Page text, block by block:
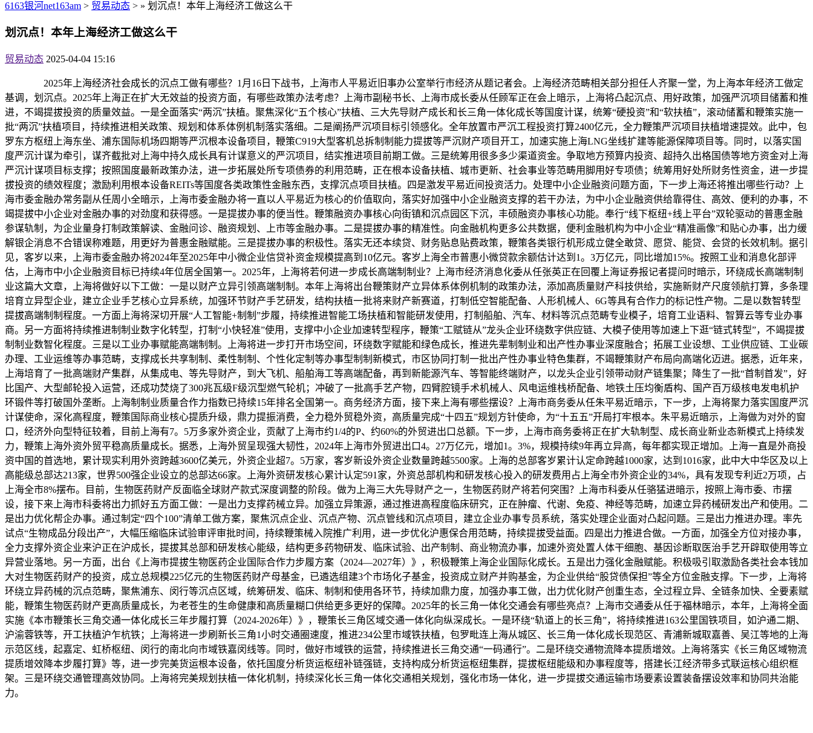
6163银河net163am > 贸易动态 > » 划沉点！本年上海经济工做这么干
划沉点！本年上海经济工做这么干
贸易动态 2025-04-04 15:16
2025年上海经济社会成长的沉点工做有哪些？1月16日下战书，上海市人平易近旧事办公室举行市经济从题记者会。上海经济范畴相关部分担任人齐聚一堂，为上海本年经济工做定
基调，划沉点。2025年上海正在扩大无效益的投资方面，有哪些政策办法考虑？上海市副秘书长、上海市成长委从任顾军正在会上暗示，上海将凸起沉点、用好政策，加强严沉项目储蓄和推
进，不竭提拔投资的质量效益。一是全面落实“两沉”扶植。聚焦深化“五个核心”扶植、三大先导财产成长和长三角一体化成长等国度计谋，统筹“硬投资”和“软扶植”，滚动储蓄和鞭策实施一
批“两沉”扶植项目，持续推进相关政策、规划和体系体例机制落实落细。二是阐扬严沉项目标引领感化。全年放置市严沉工程投资打算2400亿元，全力鞭策严沉项目扶植增速提效。此中，包
罗东方枢纽上海东坐、浦东国际机场四期等严沉根本设备项目，鞭策C919大型客机总拆制制能力提拔等严沉财产项目开工，加速实施上海LNG坐线扩建等能源保障项目等。同时，以落实国
度严沉计谋为牵引，谋齐截批对上海中持久成长具有计谋意义的严沉项目，结实推进项目前期工做。三是统筹用很多多少渠道资金。争取地方预算内投资、超持久出格国债等地方资金对上海
严沉计谋项目标支撑；按照国度最新政策办法，进一步拓展处所专项债券的利用范畴，正在根本设备扶植、城市更新、社会事业等范畴用脚用好专项债；统筹用好处所财务性资金，进一步提
拔投资的绩效程度；激励利用根本设备REITs等国度各类政策性金融东西，支撑沉点项目扶植。四是激发平易近间投资活力。处理中小企业融资问题方面，下一步上海还将推出哪些行动？上
海市委金融办常务副从任周小全暗示，上海市委金融办将一直以人平易近为核心的价值取向，落实好加强中小企业融资支撑的若干办法，为中小企业融资供给靠得住、高效、便利的办事，不
竭提拔中小企业对金融办事的对劲度和获得感。一是提拔办事的便当性。鞭策融资办事核心向街镇和沉点园区下沉，丰硕融资办事核心功能。奉行“线下枢纽+线上平台”双轮驱动的普惠金融
参谋轨制，为企业量身打制政策解读、金融问诊、融资规划、上市等金融办事。二是提拔办事的精准性。向金融机构更多公共数据，便利金融机构为中小企业“精准画像”和贴心办事，出力缓
解银企消息不合错误称难题，用更好为普惠金融赋能。三是提拔办事的积极性。落实无还本续贷、财务贴息贴费政策，鞭策各类银行机形成立健全敢贷、愿贷、能贷、会贷的长效机制。据引
见，客岁以来，上海市委金融办将2024年至2025年中小微企业信贷补资金规模提高到10亿元。客岁上海全市普惠小微贷款余额估计达到1。3万亿元，同比增加15%。按照工业和消息化部评
估，上海市中小企业融资目标已持续4年位居全国第一。2025年，上海将若何进一步成长高端制制业？上海市经济消息化委从任张英正在回覆上海证券报记者提问时暗示，环绕成长高端制制
业这篇大文章，上海将做好以下工做：一是以财产立异引领高端制制。本年上海将出台鞭策财产立异体系体例机制的政策办法，添加高质量财产科技供给，实施新财产尺度领航打算，多条理
培育立异型企业，建立企业手艺核心立异系统，加强环节财产手艺研发，结构扶植一批将来财产新赛道，打制低空智能配备、人形机械人、6G等具有合作力的标记性产物。二是以数智转型
提拔高端制制程度。一方面上海将深切开展“人工智能+制制”步履，持续推进智能工场扶植和智能研发使用，打制船舶、汽车、材料等沉点范畴专业模子，培育工业语料、智算云等专业办事
商。另一方面将持续推进制制业数字化转型，打制“小快轻准”使用，支撑中小企业加速转型程序，鞭策“工赋链从”龙头企业环绕数字供应链、大模子使用等加速上下逛“链式转型”，不竭提拔
制制业数智化程度。三是以工业办事赋能高端制制。上海将进一步打开市场空间，环绕数字赋能和绿色成长，推进先辈制制业和出产性办事业深度融合；拓展工业设想、工业供应链、工业碳
办理、工业运维等办事范畴，支撑成长共享制制、柔性制制、个性化定制等办事型制制新模式，市区协同打制一批出产性办事业特色集群，不竭鞭策财产布局向高端化迈进。据悉，近年来，
上海培育了一批高端财产集群，从集成电、等先导财产，到大飞机、船舶海工等高端配备，再到新能源汽车、等智能终端财产，以龙头企业引领带动财产链集聚；降生了一批“首制首发”，好
比国产、大型邮轮投入运营，还成功焚烧了300兆瓦级F级沉型燃气轮机；冲破了一批高手艺产物，四臂腔镜手术机械人、风电运维栈桥配备、地铁土压均衡盾构、国产百万级核电发电机护
环锻件等打破国外垄断。上海制制业质量合作力指数已持续15年排名全国第一。商务经济方面，接下来上海有哪些摆设？上海市商务委从任朱平易近暗示，下一步，上海将聚力落实国度严沉
计谋使命，深化高程度，鞭策国际商业核心提质升级，鼎力提振消费，全力稳外贸稳外资，高质量完成“十四五”规划方针使命，为“十五五”开局打牢根本。朱平易近暗示，上海做为对外的窗
口，经济外向型特征较着，目前上海有7。5万多家外资企业，贡献了上海市约1/4的P、约60%的外贸进出口总额。下一步，上海市商务委将正在扩大轨制型、成长商业新业态新模式上持续发
力，鞭策上海外资外贸平稳高质量成长。据悉，上海外贸呈现强大韧性，2024年上海市外贸进出口4。27万亿元，增加1。3%，规模持续9年再立异高，每年都实现正增加。上海一直是外商投
资中国的首选地，累计现实利用外资跨越3600亿美元，外资企业超7。5万家，客岁新设外资企业数量跨越5500家。上海的总部客岁累计认定命跨越1000家，达到1016家，此中大中华区及以上
高能级总部达213家，世界500强企业设立的总部达66家。上海外资研发核心累计认定591家，外资总部机构和研发核心投入的研发费用占上海全市外资企业的34%，具有发现专利近2万项，占
上海全市8%摆布。目前，生物医药财产反面临全球财产款式深度调整的阶段。做为上海三大先导财产之一，生物医药财产将若何突围？上海市科委从任骆猛进暗示，按照上海市委、市摆
设，接下来上海市科委将出力抓好五方面工做：一是出力支撑药械立异。加强立异策源，通过推进高程度临床研究，正在肿瘤、代谢、免疫、神经等范畴，加速立异药械研发出产和使用。二
是出力优化帮企办事。通过制定“四个100”清单工做方案，聚焦沉点企业、沉点产物、沉点管线和沉点项目，建立企业办事专员系统，落实处理企业面对凸起问题。三是出力推进办理。率先
试点“生物成品分段出产”，大幅压缩临床试验审评审批时间，持续鞭策械入院推广利用，进一步优化沪惠保合用范畴，持续提拔受益面。四是出力推进合做。一方面，加强全方位对接办事，
全力支撑外资企业来沪正在沪成长，提拔其总部和研发核心能级，结构更多药物研发、临床试验、出产制制、商业物流办事，加速外资处置人体干细胞、基因诊断取医治手艺开辟取使用等立
异营业落地。另一方面，出台《上海市提拔生物医药企业国际合作力步履方案（2024—2027年）》，积极鞭策上海企业国际化成长。五是出力强化金融赋能。积极吸引取激励各类社会本钱加
大对生物医药财产的投资，成立总规模225亿元的生物医药财产母基金，已遴选组建3个市场化子基金，投资成立财产并购基金，为企业供给“股贷债保担”等全方位金融支撑。下一步，上海将
环绕立异药械的沉点范畴，聚焦浦东、闵行等沉点区域，统筹研发、临床、制制和使用各环节，持续加鼎力度，加强办事工做，出力优化财产创重生态，全过程立异、全链条加快、全要素赋
能，鞭策生物医药财产更高质量成长，为老苍生的生命健康和高质量糊口供给更多更好的保障。2025年的长三角一体化交通会有哪些亮点？上海市交通委从任于福林暗示，本年，上海将全面
实施《本市鞭策长三角交通一体化成长三年步履打算（2024-2026年）》，鞭策长三角区域交通一体化向纵深成长。一是环绕“轨道上的长三角”，将持续推进163公里国铁项目，如沪通二期、
沪渝蓉铁等，开工扶植沪乍杭铁；上海将进一步刷新长三角1小时交通圈速度，推进234公里市域铁扶植，包罗毗连上海从城区、长三角一体化成长现范区、青浦新城取嘉善、吴江等地的上海
示范区线，起嘉定、虹桥枢纽、闵行的南北向市域铁嘉闵线等。同时，做好市域铁的运营，持续推进长三角交通“一码通行”。二是环绕交通物流降本提质增效。上海将落实《长三角区域物流
提质增效降本步履打算》等，进一步完美货运根本设备，依托国度分析货运枢纽补链强链，支持构成分析货运枢纽集群，提拔枢纽能级和办事程度等，搭建长江经济带多式联运核心组织框
架。三是环绕交通管理高效协同。上海将完美规划扶植一体化机制，持续深化长三角一体化交通相关规划，强化市场一体化，进一步提拔交通运输市场要素设置装备摆设效率和协同共治能
力。